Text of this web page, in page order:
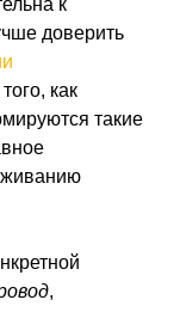
к
доверить
как
такие
,